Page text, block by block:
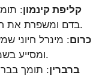
קליפת קינמון:
בדם ומשפרת את חילוף החומרים של הגלוקוז.
כרום: מינרל חיוני
ומסייע בשמירה על רמות סוכר יציבות.
ברברין: תומך